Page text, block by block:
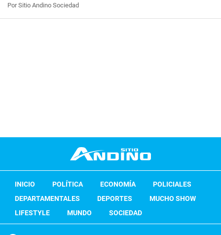
Por Sitio Andino Sociedad
INICIO POLÍTICA ECONOMÍA
POLICIALES
DEPARTAMENTALES
DEPORTES
MUCHO SHOW
LIFESTYLE
MUNDO SOCIEDAD